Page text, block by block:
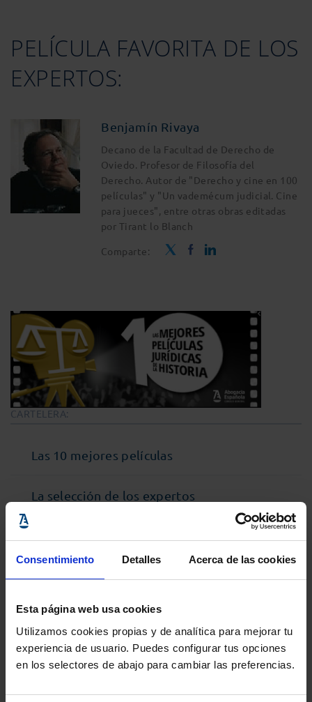
Consentimiento Detalles Acerca de las cookies
Esta página web usa cookies
Utilizamos cookies propias y de analítica para mejorar tu
experiencia de usuario. Puedes configurar tus opciones
en los selectores de abajo para cambiar las preferencias.
PELÍCULA FAVORITA DE LOS
EXPERTOS:
Benjamín Rivaya
Decano de la Facultad de Derecho de
Oviedo. Profesor de Filosofía del
Derecho. Autor de "Derecho y cine en 100
películas" y "Un vademécum judicial. Cine
para jueces", entre otras obras editadas
por Tirant lo Blanch
Comparte:
CARTELERA:
Las 10 mejores películas
La selección de los expertos